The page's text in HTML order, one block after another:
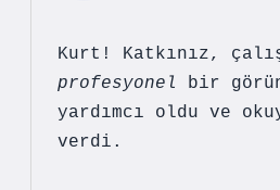
Kurt! Katkınız,
profesyonel
bir
yardımcı oldu ve
verdi .